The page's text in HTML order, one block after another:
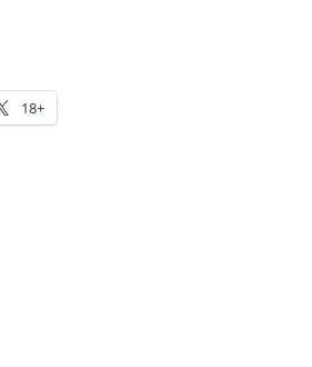
18+